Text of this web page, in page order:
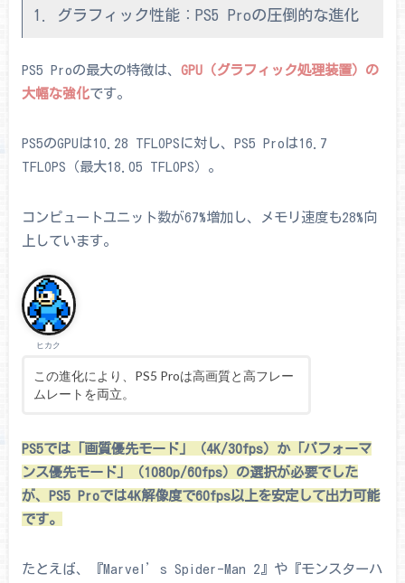
1. グラフィック性能：PS5 Proの圧倒的な進化
PS5 Proの最大の特徴は、 GPU（グラフィック処理装置）の
大幅な強化です。
PS5のGPUは10.28 TFLOPSに対し、PS5 Proは16.7
TFLOPS（最大18.05 TFLOPS）。
コンピュートユニット数が67%増加し、メモリ速度も28%向
上しています。
ヒカク
この進化により、PS5 Proは高画質と高フレー
ムレートを両立。
PS5では「画質優先モード」（4K/30fps）か「パフォーマ
ンス優先モード」（1080p/60fps）の選択が必要でした
が、PS5 Proでは4K解像度で60fps以上を安定して出力可能
です。
たとえば、『Marvel’s Spider-Man 2』や『モンスターハ